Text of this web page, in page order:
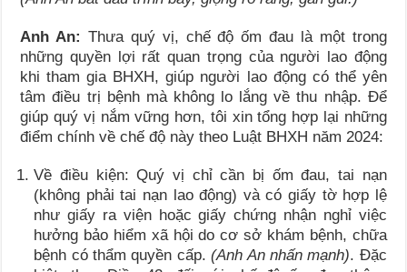
Anh An: Thưa quý vị, chế độ ốm đau là một trong
những quyền lợi rất quan trọng của người lao động
khi tham gia BHXH, giúp người lao động có thể yên
tâm điều trị bệnh mà không lo lắng về thu nhập. Để
giúp quý vị nắm vững hơn, tôi xin tổng hợp lại những
điểm chính về chế độ này theo Luật BHXH năm 2024:
Về điều kiện: Quý vị chỉ cần bị ốm đau, tai nạn
(không phải tai nạn lao động) và có giấy tờ hợp lệ
như giấy ra viện hoặc giấy chứng nhận nghỉ việc
hưởng bảo hiểm xã hội do cơ sở khám bệnh, chữa
bệnh có thẩm quyền cấp.(Anh An nhấn mạnh). Đặc